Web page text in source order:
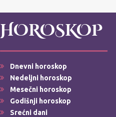
HOROSKOP
Dnevni horoskop
Nedeljni horoskop
Mesečni horoskop
Godišnji horoskop
Srećni dani